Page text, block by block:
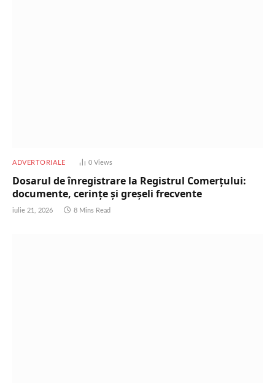
ADVERTORIALE 0 Views
Dosarul de înregistrare la Registrul Comerțului:
documente, cerințe și greșeli frecvente
iulie 21, 2026 8 Mins Read